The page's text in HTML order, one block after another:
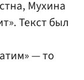
Мухина
Текст был
— то